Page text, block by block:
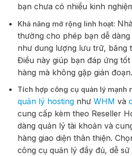
bạn chưa có nhiều kinh
Khả năng mở rộng linh hoạt:
thường cho phép bạn dễ
như dung lượng lưu trữ, băng
Điều này giúp bạn đáp ứng
hàng mà không gặp gián đoạn.
Tích hợp công cụ quản lý mạnh
quản lý hostingnhư WHM và
cung cấp kèm theo Reseller
dàng quản lý tài khoản và
hàng giao diện thân thiện.
công cụ quản lý đầy đủ, dễ sử